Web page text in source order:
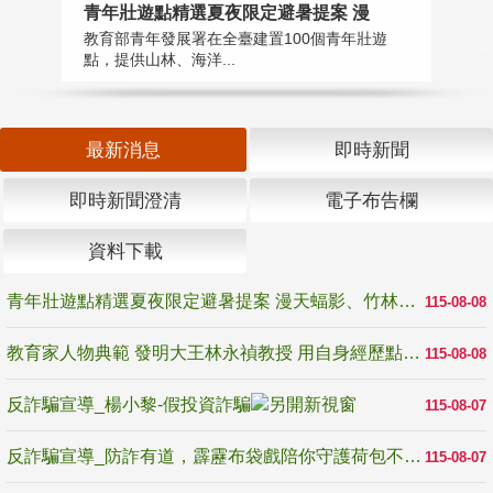
青年壯遊點精選夏夜限定避暑提案 漫
教育部青年發展署在全臺建置100個青年壯遊
點，提供山林、海洋...
最新消息 即時新聞
即時新聞澄清 電子布告欄
資料下載
115-08-08
青年壯遊點精選夏夜限定避暑提案 漫天蝠影、竹林尋蛙、茶香夜觀 邀青年暮色出發
115-08-08
教育家人物典範 發明大王林永禎教授 用自身經歷點亮學生的路
115-08-07
反詐騙宣導_楊小黎-假投資詐騙
115-08-07
反詐騙宣導_防詐有道，霹靂布袋戲陪你守護荷包不受騙